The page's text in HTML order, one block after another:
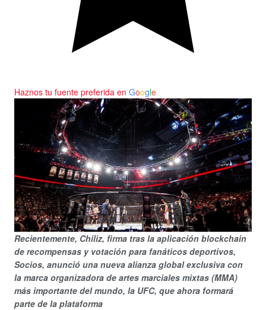
Haznos tu fuente preferida en Google
Recientemente, Chiliz, firma tras la aplicación blockchain
de recompensas y votación para fanáticos deportivos,
Socios, anunció una nueva alianza global exclusiva con
la marca organizadora de artes marciales mixtas (MMA)
más importante del mundo, la UFC, que ahora formará
parte de la plataforma